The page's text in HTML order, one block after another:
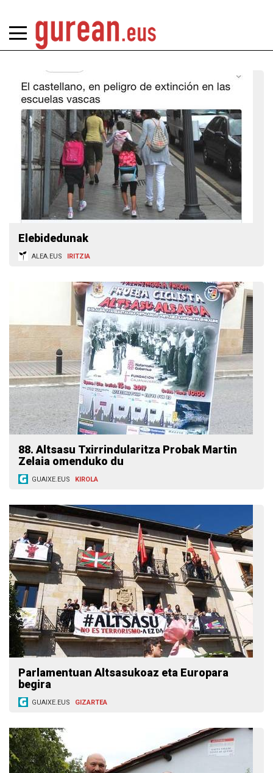
Elebidedunak
ALEA.EUS IRITZIA
88. Altsasu Txirrindularitza Probak Martin
Zelaia omenduko du
GUAIXE.EUS KIROLA
Parlamentuan Altsasukoaz eta Europara
begira
GUAIXE.EUS GIZARTEA